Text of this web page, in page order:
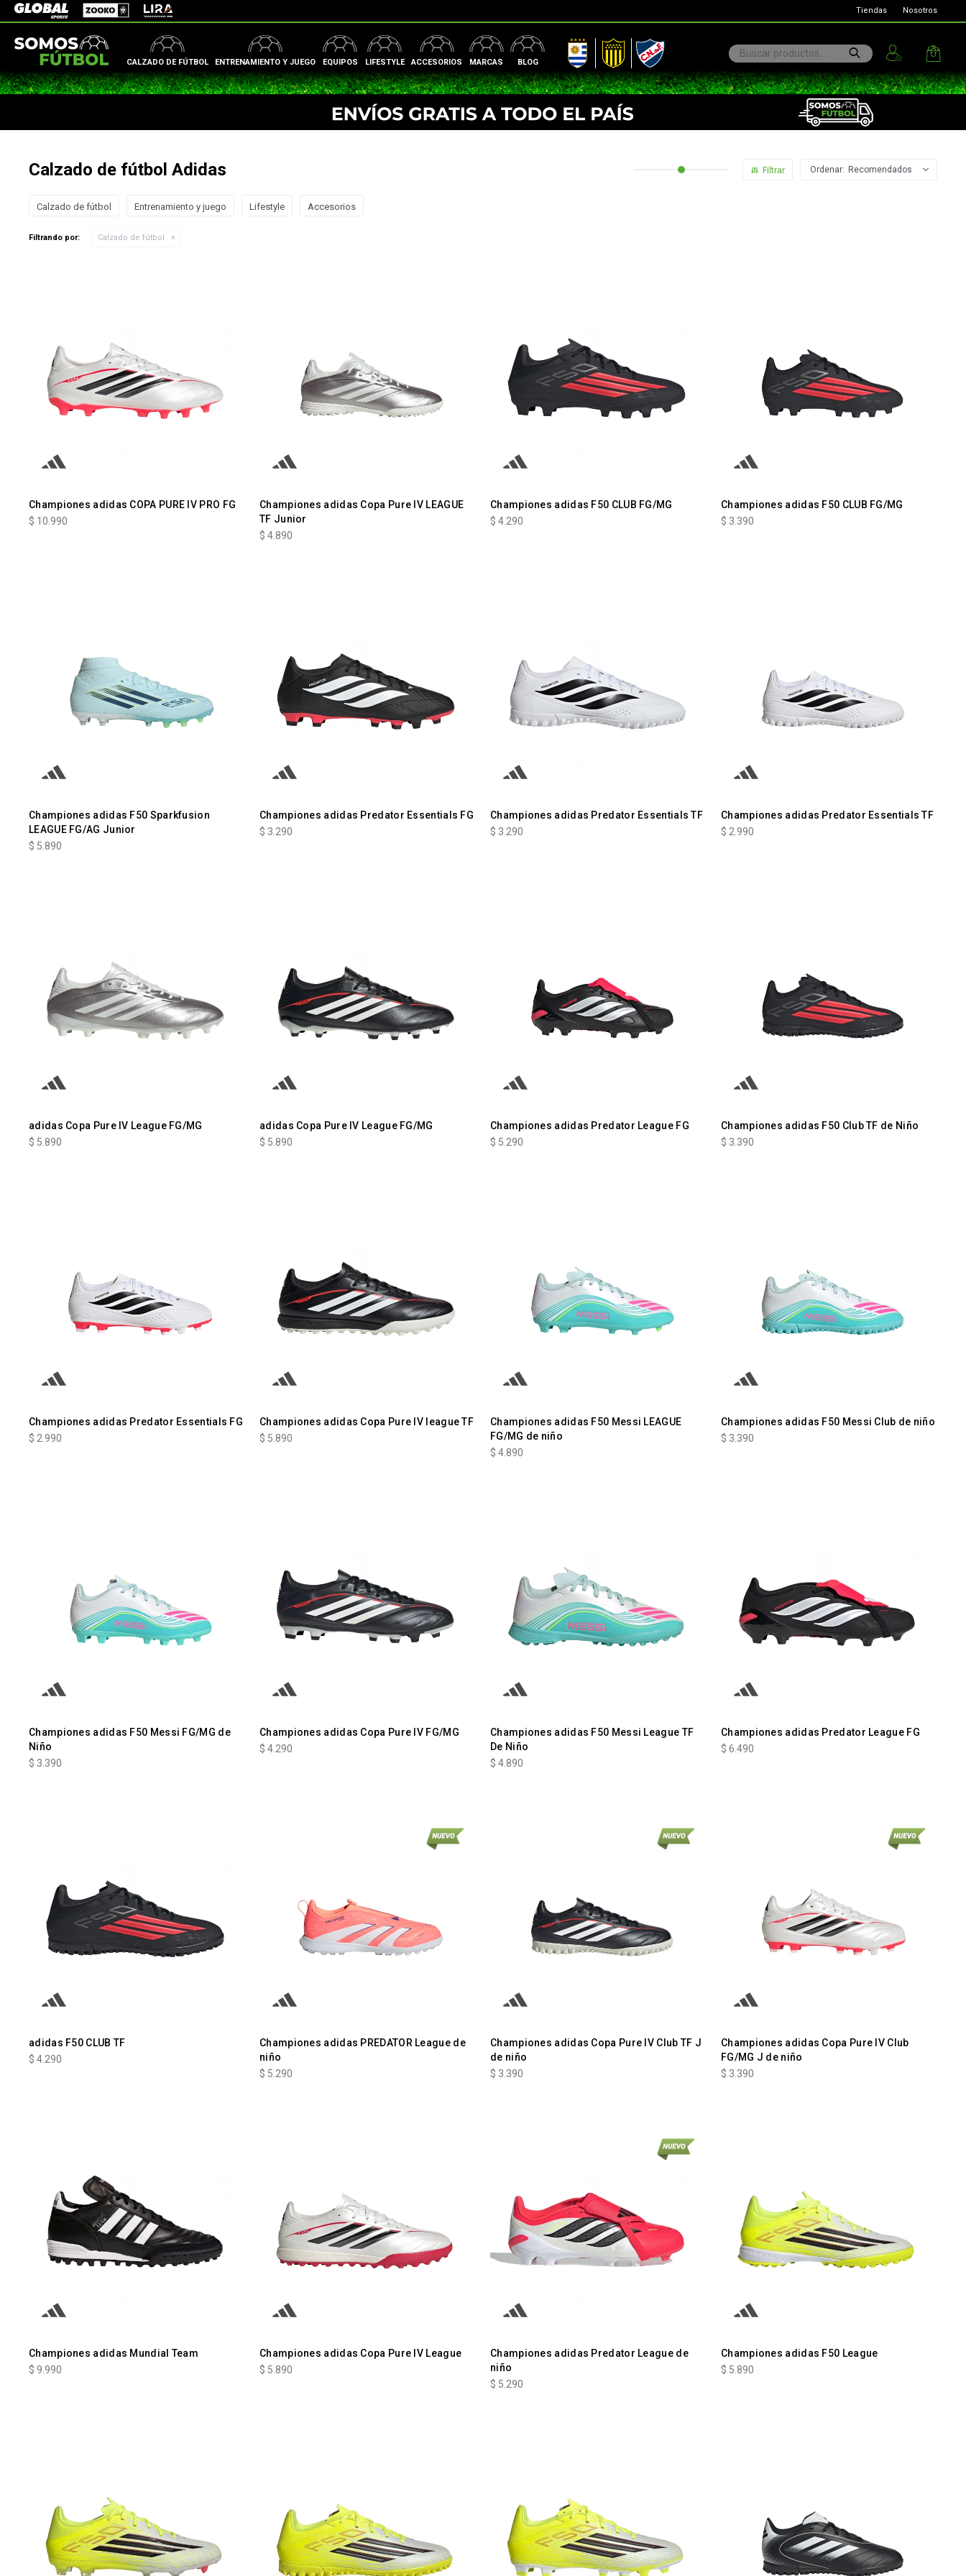
CALZADO DE FÚTBOL ENTRENAMIENTO Y JUEGO EQUIPOS LIFESTYLE ACCESORIOS MARCAS BLOG
AUF Peñarol Nacional
Global Sports Zooko Lira Tiendas Nosotros
Calzado de fútbol Adidas Recomendados
Calzado de fútbol Entrenamiento y juego Lifestyle Accesorios
Filtrando por: Calzado de fútbol
Championes adidas COPA PURE IV PRO FG
$ 10.990
Championes adidas Copa Pure IV LEAGUE
TF Junior
$ 4.890
Championes adidas F50 CLUB FG/MG
$ 4.290
Championes adidas F50 CLUB FG/MG
$ 3.390
Championes adidas F50 Sparkfusion
LEAGUE FG/AG Junior
$ 5.890
Championes adidas Predator Essentials FG
$ 3.290
Championes adidas Predator Essentials TF
$ 3.290
Championes adidas Predator Essentials TF
$ 2.990
adidas Copa Pure IV League FG/MG
$ 5.890
adidas Copa Pure IV League FG/MG
$ 5.890
Championes adidas Predator League FG
$ 5.290
Championes adidas F50 Club TF de Niño
$ 3.390
Championes adidas Predator Essentials FG
$ 2.990
Championes adidas Copa Pure IV league TF
$ 5.890
Championes adidas F50 Messi LEAGUE
FG/MG de niño
$ 4.890
Championes adidas F50 Messi Club de niño
$ 3.390
Championes adidas F50 Messi FG/MG de
Niño
$ 3.390
Championes adidas Copa Pure IV FG/MG
$ 4.290
Championes adidas F50 Messi League TF
De Niño
$ 4.890
Championes adidas Predator League FG
$ 6.490
adidas F50 CLUB TF
$ 4.290
Championes adidas PREDATOR League de
niño
$ 5.290
Championes adidas Copa Pure IV Club TF J
de niño
$ 3.390
Championes adidas Copa Pure IV Club
FG/MG J de niño
$ 3.390
Championes adidas Mundial Team
$ 9.990
Championes adidas Copa Pure IV League
$ 5.890
Championes adidas Predator League de
niño
$ 5.290
Championes adidas F50 League
$ 5.890